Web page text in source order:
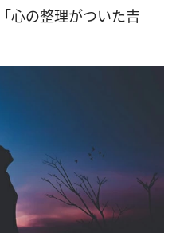
心の整理がついた吉